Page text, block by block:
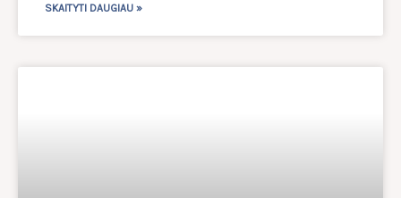
SKAITYTI DAUGIAU »